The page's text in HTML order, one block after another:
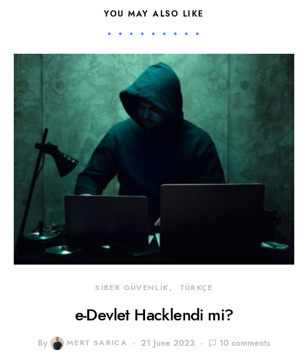
YOU MAY ALSO LIKE
SİBER GÜVENLİK TÜRKÇE
e-Devlet Hacklendi mi?
By MERT SARICA 21 June 2023 10 comments